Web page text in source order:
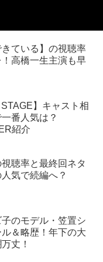
きている】の視聴率
高橋一生主演も早
】キャスト相
番人気は？
紹介
視聴率と最終回ネタ
気で続編へ？
子のモデル・笠置シ
＆略歴！年下の大
丈！